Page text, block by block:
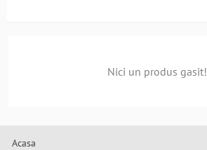
Nici un produs gasit!
Acasa